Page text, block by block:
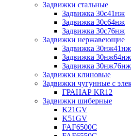
Задвижки стальные
Задвижка 30с41нж
Задвижка 30с64нж
Задвижка 30с76нж
Задвижки нержавеющие
Задвижка 30нж41нж
Задвижка 30нж64нж
Задвижка 30нж76нж
Задвижки клиновые
Задвижки чугунные с
ГРАНАР KR12
Задвижки шиберные
K21GV
K51GV
FAF6500C